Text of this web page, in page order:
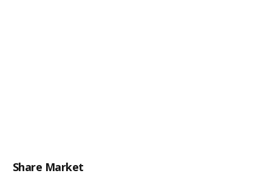
Share Market